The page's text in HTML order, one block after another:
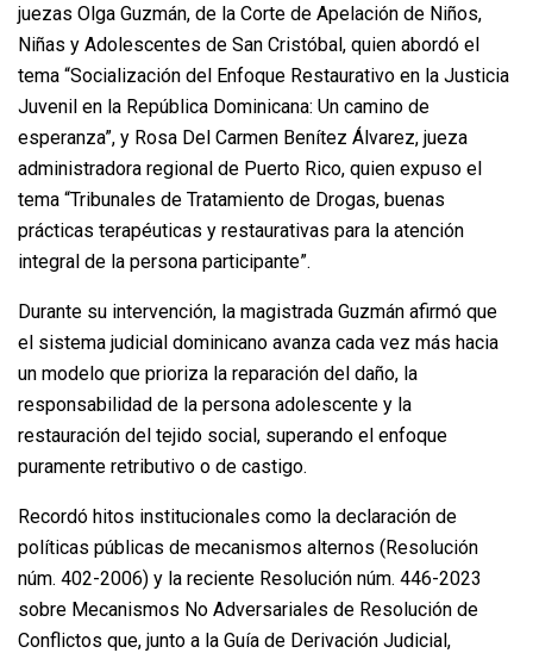
juezas Olga Guzmán, de la Corte de Apelación de Niños,
Niñas y Adolescentes de San Cristóbal, quien abordó el
tema “Socialización del Enfoque Restaurativo en la Justicia
Juvenil en la República Dominicana: Un camino de
esperanza”, y Rosa Del Carmen Benítez Álvarez, jueza
administradora regional de Puerto Rico, quien expuso el
tema “Tribunales de Tratamiento de Drogas, buenas
prácticas terapéuticas y restaurativas para la atención
integral de la persona participante”.
Durante su intervención, la magistrada Guzmán afirmó que
el sistema judicial dominicano avanza cada vez más hacia
un modelo que prioriza la reparación del daño, la
responsabilidad de la persona adolescente y la
restauración del tejido social, superando el enfoque
puramente retributivo o de castigo.
Recordó hitos institucionales como la declaración de
políticas públicas de mecanismos alternos (Resolución
núm. 402-2006) y la reciente Resolución núm. 446-2023
sobre Mecanismos No Adversariales de Resolución de
Conflictos que, junto a la Guía de Derivación Judicial,